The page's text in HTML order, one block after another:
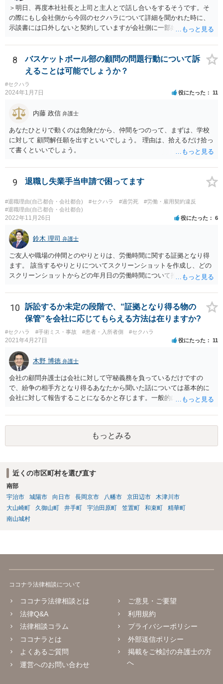
り、ご相談者様も直接に問題のある人物と接触を持たずに済むかと思
いますので、必ずしも、ご相談者様がコストをかけて、相手方を責め
るまでをしなくともよいかとも考えられます。 もっとも、ご相談者様
として本件行動が納得できない場合には、コスト面も生じることから
十分にご検討をいただく必要はあるかと思いますが、相手方に対して
正式な警告の書面を送ったり、名誉毀損に当たりうる行為について、
賠償を求めていく余地はあるかと思われます。
＞明日、再度本社社長と上司と主人とで話し合いをするそうです。そ
の際にもし会社側から今回のセクハラについて詳細を聞かれた時に、
示談書には口外しないと契約していますが会社側に一部始終を話して
合、どのように対応したら良いですか？ 一番無難なのは、①事前に弁
護士に相談してからにしたい、と伝え、②話し合いを延期してもらっ
てご主人が近くで法律相談に行くことです。 ネット上ですと、示談書
も確認できませんし、「言葉による下ネタ」がどのようなものか、示
談に至る具体的な経緯、示談後相手が会社に話した内容など、詳しい
事情がわかりません。これらの事情がわからずに、相談者さんからの
又聞きの情報だけをもとに回答するのは妥当ではないと考えるからで
す。
8
バスケットボール部の顧問の問題行動について訴
えることは可能でしょうか？
#セクハラ
2024年1月7日 役にたった 11
内藤 政信 弁護士
あなたひとりで動くのは危険だから、仲間をつのって、まずは、学校
に対して 顧問解任願を出すといいでしょう。 理由は、拾えるだけ拾っ
て書くといいでしょう。
9 退職し失業手当申請で困ってます
#退職理由(自己都合・会社都合) #セクハラ #過労死
#労働・雇用契約違反
#退職理由(自己都合・会社都合)
2022年11月26日 役にたった 6
鈴木 理司 弁護士
ご友人や職場の仲間とのやりとりは、労働時間に関する証拠となり得
ます。 該当するやりとりについてスクリーンショットを作成し、どの
スクリーンショットからどの年月日の労働時間について推定できるか
10
訴訟するか未定の段階で、“証拠となり得る物の
保管”を会社に応じてもらえる方法は在りますか?
#セクハラ #手術ミス・事故 #患者・入所者側 #セクハラ
2021年4月27日 役にたった 11
木野 博徳 弁護士
会社の顧問弁護士は会社に対して守秘義務を負っているだけですの
で、紛争の相手方となり得るあなたから聞いた話については基本的に
会社に対して報告することになるかと存じます。一般的に弁護士かぎ
ってはあるかもしれませんが、相手方に誤解を与える可能性があり、
利益相反の問題が生じうるのでそういった要請は拒絶する場合が大半
でしょうし、とりわけ今回の状況において弁護士かぎりの話にしてほ
しいという要望を受け容れる弁護士はほとんどいないと思います。 会
に相談した上で、事案の見通し等を示してもらい、訴訟するかどうか
を早急に決断された方が良いかと存じます。訴訟提起を選択される場
合は、通常、会社が隠蔽のため過去の記録を廃棄すること等を防ぐた
め、弁護士と相談の上、訴え提起前の証拠保全の要否等を検討するこ
とになります。 いずれにせよ、あなたの動きを悟られた場合、少なく
もっとみる
近くの市区町村を選び直す
南部
宇治市
城陽市 向日市 長岡京市 八幡市 京田辺市
木津川市
大山崎町
久御山町 井手町 宇治田原町 笠置町 和束町
精華町
南山城村
ココナラ法律相談について
ココナラ法律相談とは
法律Q&A
法律相談コラム
ココナラとは
よくあるご質問
運営へのお問い合わせ
ご意見・ご要望
利用規約
プライバシーポリシー
外部送信ポリシー
掲載をご検討の弁護士の方
へ